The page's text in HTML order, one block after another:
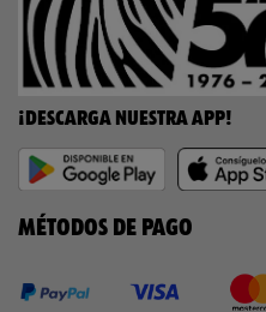
¡DESCARGA NUESTRA APP!
MÉTODOS DE PAGO